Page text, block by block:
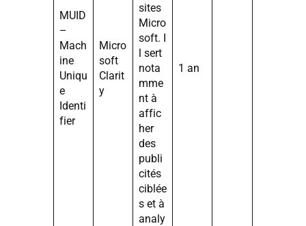
MUID
–
Mach
ine
Uniqu
e
Identi
fier
Micro
soft
Clarit
y
sites
Micro
soft. I
l sert
nota
mme
nt à
affic
her
des
publi
cités
ciblée
s et à
analy
1 an